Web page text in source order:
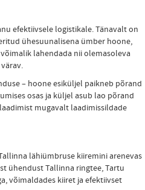
efektiivsele logistikale. Tänavalt on
ühesuunalisena ümber hoone,
lahendada nii olemasoleva
– hoone esiküljel paikneb põrand
osas ja küljel asub lao põrand
mugavalt laadimissildade
lähiümbruse kiiremini arenevas
ühendust Tallinna ringtee, Tartu
võimaldades kiiret ja efektiivset